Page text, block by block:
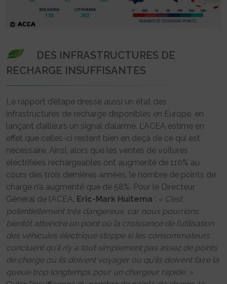
DES INFRASTRUCTURES DE
RECHARGE INSUFFISANTES
Le rapport d’étape dresse aussi un état des
infrastructures de recharge disponibles en Europe, en
lançant d’ailleurs un signal d’alarme. L’ACEA estime en
effet que celles-ci restent bien en deçà de ce qui est
nécessaire. Ainsi, alors que les ventes de voitures
électrifiées rechargeables ont augmenté de 110% au
cours des trois dernières années, le nombre de points de
charge n’a augmenté que de 58%. Pour le Directeur
Général de l’ACEA, Eric-Mark Huitema : « C’est
potentiellement très dangereux, car nous pourrions
bientôt atteindre un point où la croissance de l’utilisation
des véhicules électrique stoppe si les consommateurs
concluent qu’il n’y a tout simplement pas assez de points
de charge où ils doivent voyager ou qu’ils doivent faire la
queue trop longtemps pour un chargeur rapide. »